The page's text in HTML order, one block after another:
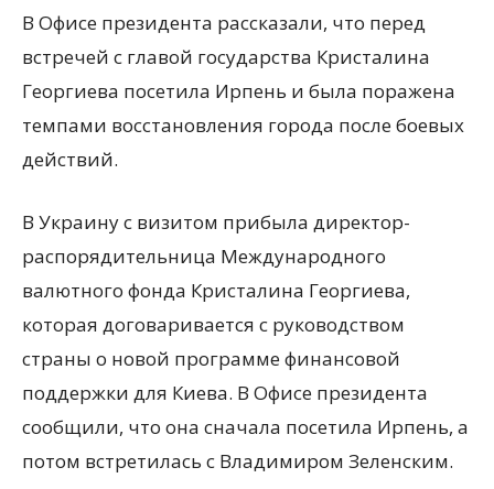
В Офисе президента рассказали, что перед
встречей с главой государства Кристалина
Георгиева посетила Ирпень и была поражена
темпами восстановления города после боевых
действий.
В Украину с визитом прибыла директор-
распорядительница Международного
валютного фонда Кристалина Георгиева,
которая договаривается с руководством
страны о новой программе финансовой
поддержки для Киева. В Офисе президента
сообщили, что она сначала посетила Ирпень, а
потом встретилась с Владимиром Зеленским.